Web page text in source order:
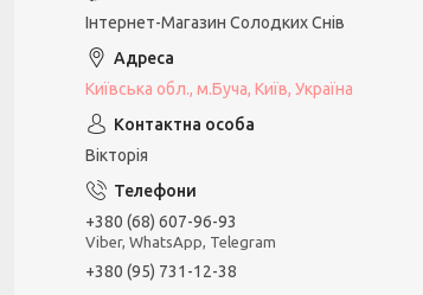
Інтернет-Магазин Солодких Снів
Київська обл., м.Буча, Київ, Україна
Вікторія
+380 (68) 607-96-93
Viber, WhatsApp, Telegram
+380 (95) 731-12-38